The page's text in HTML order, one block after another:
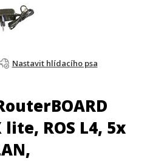
Nastavit hlídacího psa
lite, ROS L4, 5x